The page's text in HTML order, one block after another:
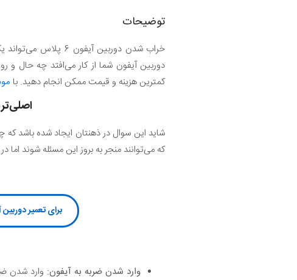
توضیحات
خراب شدن دوربین
کمترین هزینه و قیمت ممکن انجام دهید. با
که می‌توانند منجر به بروز این مسئله شوند اما
برای تعمیر دوربین آیفون 6 پلاس کلیک کن یا با شماره 75147-021 گارانتی
وارد شدن ضربه به آیفون: وارد شدن